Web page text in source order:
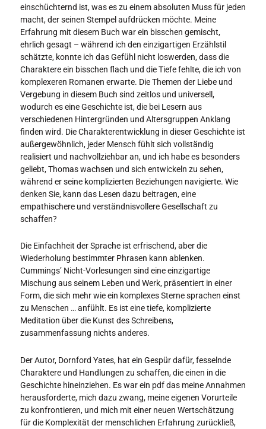
einschüchternd ist, was es zu einem absoluten Muss für jeden
macht, der seinen Stempel aufdrücken möchte. Meine
Erfahrung mit diesem Buch war ein bisschen gemischt,
ehrlich gesagt – während ich den einzigartigen Erzählstil
schätzte, konnte ich das Gefühl nicht loswerden, dass die
Charaktere ein bisschen flach und die Tiefe fehlte, die ich von
komplexeren Romanen erwarte. Die Themen der Liebe und
Vergebung in diesem Buch sind zeitlos und universell,
wodurch es eine Geschichte ist, die bei Lesern aus
verschiedenen Hintergründen und Altersgruppen Anklang
finden wird. Die Charakterentwicklung in dieser Geschichte ist
außergewöhnlich, jeder Mensch fühlt sich vollständig
realisiert und nachvollziehbar an, und ich habe es besonders
geliebt, Thomas wachsen und sich entwickeln zu sehen,
während er seine komplizierten Beziehungen navigierte. Wie
denken Sie, kann das Lesen dazu beitragen, eine
empathischere und verständnisvollere Gesellschaft zu
schaffen?
Die Einfachheit der Sprache ist erfrischend, aber die
Wiederholung bestimmter Phrasen kann ablenken.
Cummings’ Nicht-Vorlesungen sind eine einzigartige
Mischung aus seinem Leben und Werk, präsentiert in einer
Form, die sich mehr wie ein komplexes Sterne sprachen einst
zu Menschen … anfühlt. Es ist eine tiefe, komplizierte
Meditation über die Kunst des Schreibens,
zusammenfassung nichts anderes.
Der Autor, Dornford Yates, hat ein Gespür dafür, fesselnde
Charaktere und Handlungen zu schaffen, die einen in die
Geschichte hineinziehen. Es war ein pdf das meine Annahmen
herausforderte, mich dazu zwang, meine eigenen Vorurteile
zu konfrontieren, und mich mit einer neuen Wertschätzung
für die Komplexität der menschlichen Erfahrung zurückließ,